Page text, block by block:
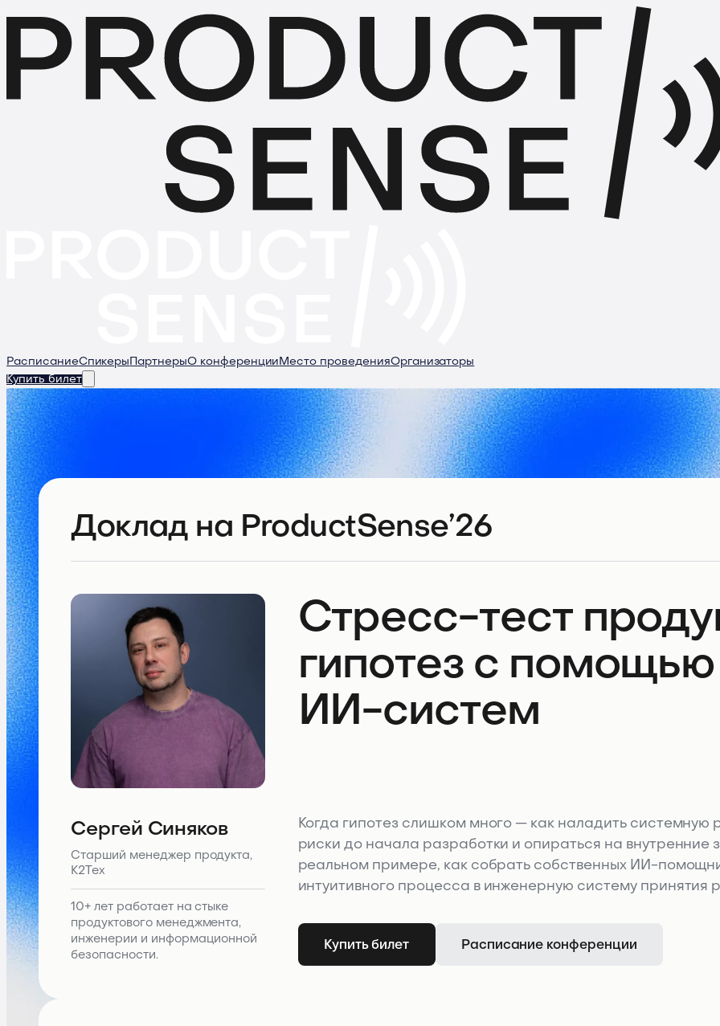
РасписаниеСпикеры ПартнерыО конференции Место проведенияОрганизаторы
Купить билет
Доклад на ProductSense’26
Стресс-тест
гипотез с
ИИ-систем
Когда гипотез слишком много — как наладить системную
риски до начала разработки и опираться на
реальном примере, как собрать собственных ИИ-
интуитивного процесса в инженерную систему принятия
Сергей Синяков
Старший менеджер продукта,
К2Тех
10+ лет работает на стыке
продуктового менеджмента,
инженерии и информационной
безопасности.
Купить билет Расписание конференции